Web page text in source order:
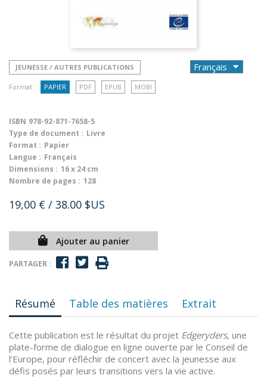
JEUNESSE / AUTRES PUBLICATIONS
Format : PAPIER PDF EPUB MOBI
ISBN 978-92-871-7658-5
Type de document : Livre
Format : Papier
Langue : Français
Dimensions : 16 x 24 cm
Nombre de pages : 128
19,00 € / 38.00 $US
Ajouter au panier
PARTAGER :
Résumé Table des matières Extrait
Cette publication est le résultat du projet Edgeryders, une
plate-forme de dialogue en ligne ouverte par le Conseil de
l’Europe, pour réfléchir de concert avec la jeunesse aux
défis posés par leurs transitions vers la vie active.